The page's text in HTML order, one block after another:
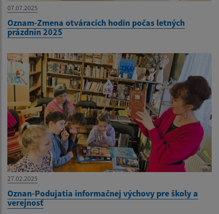
07.07.2025
Oznam-Zmena otváracích hodín počas letných
prázdnin 2025
27.02.2025
Oznan-Podujatia informačnej výchovy pre školy a
verejnosť